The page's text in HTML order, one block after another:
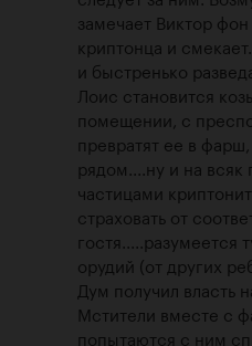
замечает Виктор
криптонца и
и быстренько
Лоис становится
помещении, с
превратят ее в
рядом....ну и на
частицами
страховать от
гостя.....разумеется
орудий (от других
Дум получил власть
Мстители вместе с
попытаются с ним